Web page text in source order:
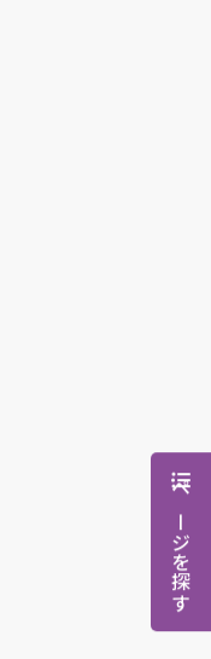
ページを探す